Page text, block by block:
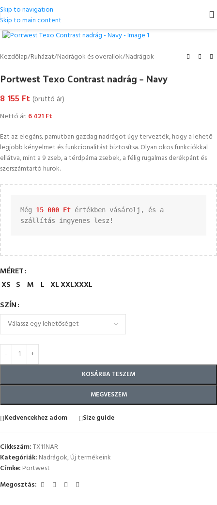
Skip to navigation
Skip to main content
Kattintson a nagyításhoz
Kezdőlap/Ruházat/Nadrágok és overallok/Nadrágok
Portwest Texo Contrast nadrág – Navy
8 155 Ft (bruttó ár)
Nettó ár: 6 421 Ft
Ezt az elegáns, pamutban gazdag nadrágot úgy tervezték, hogy a lehető
legjobb kényelmet és funkcionalitást biztosítsa. Olyan okos funkciókkal
ellátva, mint a 9 zseb, a térdpárna zsebek, a félig rugalmas derékpánt és
szerszámtartó hurok.
Még 15 000 Ft értékben vásárolj, és a
szállítás ingyenes lesz!
MÉRET
XS S M L XLXXLXXXL
SZÍN
KOSÁRBA TESZEM
MEGVESZEM
Kedvencekhez adom Size guide
Cikkszám:TX11NAR
Kategóriák: Nadrágok,Új termékeink
Címke: Portwest
Megosztás: